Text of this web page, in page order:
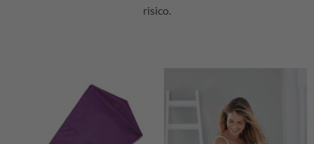
risico.